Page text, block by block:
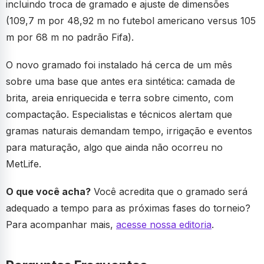
incluindo troca de gramado e ajuste de dimensões
(109,7 m por 48,92 m no futebol americano versus 105
m por 68 m no padrão Fifa).
O novo gramado foi instalado há cerca de um mês
sobre uma base que antes era sintética: camada de
brita, areia enriquecida e terra sobre cimento, com
compactação. Especialistas e técnicos alertam que
gramas naturais demandam tempo, irrigação e eventos
para maturação, algo que ainda não ocorreu no
MetLife.
O que você acha? Você acredita que o gramado será
adequado a tempo para as próximas fases do torneio?
Para acompanhar mais, acesse nossa editoria.